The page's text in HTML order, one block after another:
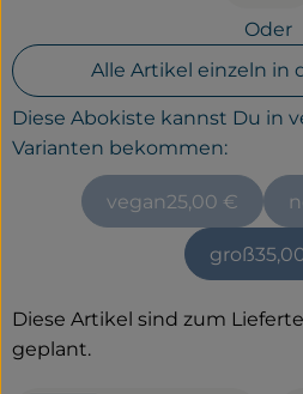
Über uns
Erleben
Service
Neues vom Hof
Oder
Alle Artikel einzeln in
Diese Abokiste kannst Du in
Varianten bekommen:
vegan25,00 €
groß
Diese Artikel sind zum
geplant.